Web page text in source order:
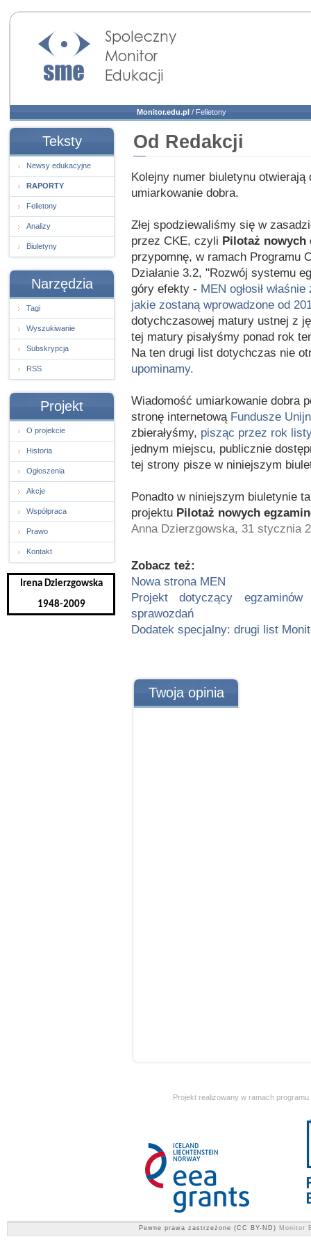
Społeczny Monitor
Edukacji
Monitor.edu.pl / Felietony
Teksty
Newsy edukacyjne
RAPORTY
Felietony
Analizy
Biuletyny
Narzędzia
Tagi
Wyszukiwanie
Subskrypcja
RSS
Projekt
O projekcie
Historia
Ogłoszenia
Akcje
Współpraca
Prawo
Kontakt
Irena Dzierzgowska
1948-2009
Od Redakcji
Kolejny numer biuletynu otwierają
umiarkowanie dobra.
Złej spodziewaliśmy się w
przez CKE, czyli Pilotaż nowych
przypomnę, w ramach Programu
Działanie 3.2, "Rozwój systemu
góry efekty - MEN ogłosił
jakie zostaną wprowadzone od
dotychczasowej matury ustnej z
tej matury pisałyśmy ponad rok
Na ten drugi list dotychczas nie
upominamy.
Wiadomość umiarkowanie dobra
stronę internetową Fundusze
zbierałyśmy, pisząc przez rok
jednym miejscu, publicznie
tej strony pisze w niniejszym
Ponadto w niniejszym biuletynie
projektu Pilotaż nowych
Anna Dzierzgowska, 31 stycznia
Zobacz też:
Nowa strona MEN
Projekt dotyczący
sprawozdań
Dodatek specjalny: drugi list
Twoja opinia
Projekt realizowany w ramach
Pewne prawa zastrzeżone (CC BY-ND) Monitor